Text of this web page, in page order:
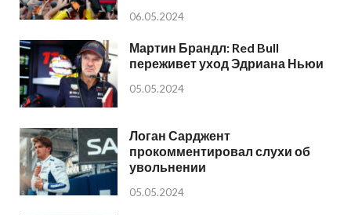
06.05.2024
Мартин Брандл: Red Bull
переживет уход Эдриана Ньюи
05.05.2024
Логан Сарджент
прокомментировал слухи об
увольнении
05.05.2024